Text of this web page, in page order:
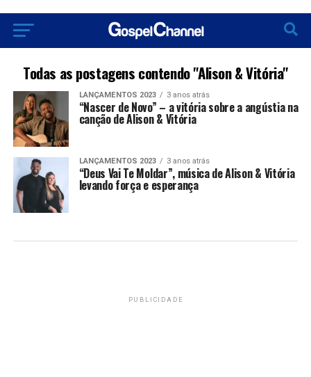
Todas as postagens contendo "Alison & Vitória"
LANÇAMENTOS 2023 3 anos atrás
“Nascer de Novo” – a vitória sobre a angústia na
canção de Alison & Vitória
LANÇAMENTOS 2023 3 anos atrás
“Deus Vai Te Moldar”, música de Alison & Vitória
levando força e esperança
PUBLICIDADE